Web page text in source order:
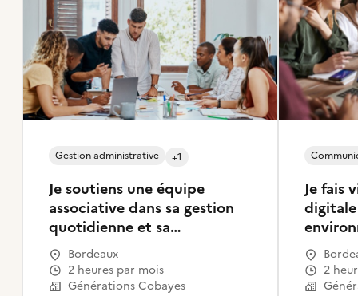
Je soutiens une équipe
associative dans sa gestion
quotidienne et sa
communication interne
Gestion administrative +1
Bordeaux
2 heures par mois
Générations Cobayes
Je fais
2